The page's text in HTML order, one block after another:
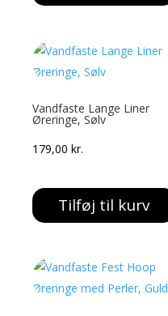
Vandfaste Lange Liner
Øreringe, Sølv
179,00kr.
Tilføj til kurv